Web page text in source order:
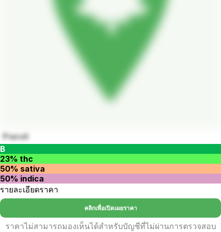
Preroll
B
23% thc
50% sativa
50% indica
รายละเอียดราคา
คลิกเพื่อเปิดเผยราคา
ราคาไม่สามารถมองเห็นได้สำหรับบัญชีที่ไม่ผ่านการตรวจสอบ